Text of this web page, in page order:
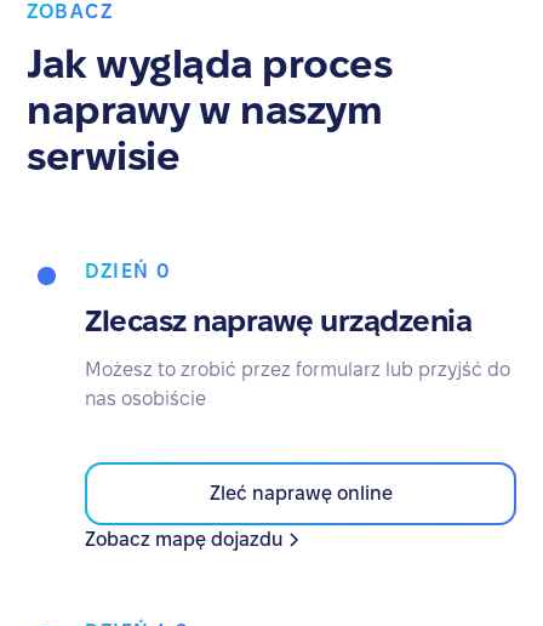
ZOBACZ
Jak wygląda proces
naprawy w naszym
serwisie
DZIEŃ 0
Zlecasz naprawę urządzenia
Możesz to zrobić przez formularz lub przyjść do
nas osobiście
Zleć naprawę online
Zobacz mapę dojazdu